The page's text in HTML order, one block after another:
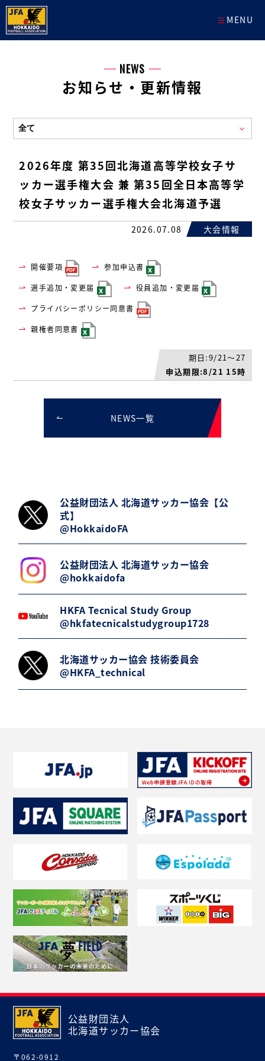
MENU
NEWS
お知らせ・更新情報
2026年度 第35回北海道高等学校女子サ
ッカー選手権大会 兼 第35回全日本高等学
校女子サッカー選手権大会北海道予選
2026.07.08 大会情報
開催要項 参加申込書
選手追加・変更届 役員追加・変更届
プライバシーポリシー同意書
親権者同意書
期日:9/21～27
申込期限:8/21 15時
NEWS一覧
公益財団法人 北海道サッカー協会【公
式】
@HokkaidoFA
公益財団法人 北海道サッカー協会
@hokkaidofa
HKFA Tecnical Study Group
@hkfatecnicalstudygroup1728
北海道サッカー協会 技術委員会
@HKFA_technical
公益財団法人
北海道サッカー協会
〒062-0912